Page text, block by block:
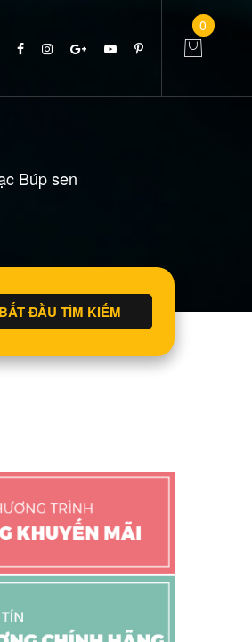
0
Búp sen
BẮT ĐẦU TÌM KIẾM